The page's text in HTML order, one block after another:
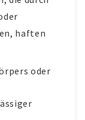
haften
oder